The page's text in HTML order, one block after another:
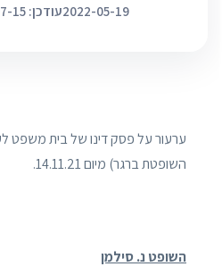
2022-05-19עודכן: 2026-07-15
ערעור על פסק דינו של בית משפט
השופטת ברגר) מיום 14.11.21.
השופט נ. סילמן